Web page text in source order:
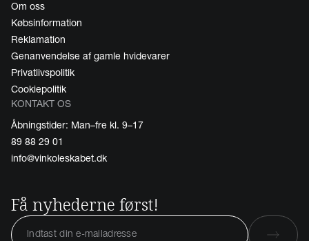
Om oss
Købsinformation
Reklamation
Genanvendelse af gamle hvidevarer
Privatlivspolitik
Cookiepolitik
KONTAKT OS
Åbningstider: Man–fre kl. 9–17
89 88 29 01
info@vinkoleskabet.dk
Få nyhederne først!